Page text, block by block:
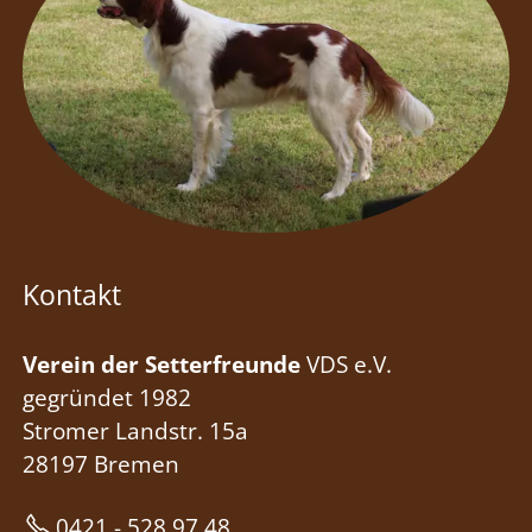
Kontakt
Verein der SetterfreundeVDS e.V.
gegründet 1982
Stromer Landstr. 15a
28197 Bremen